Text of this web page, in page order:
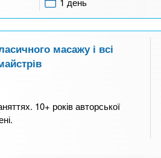
масажу і всі
10+ років авторської